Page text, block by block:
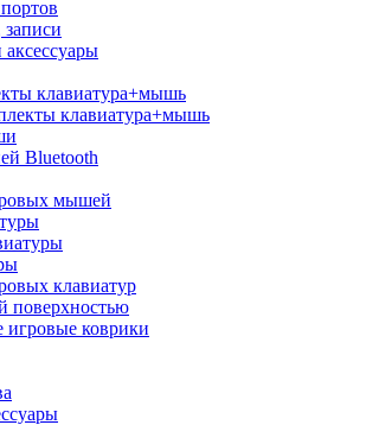
записи
аксессуары
клавиатура+мышь
клавиатура+мышь
Bluetooth
мышей
клавиатур
поверхностью
коврики